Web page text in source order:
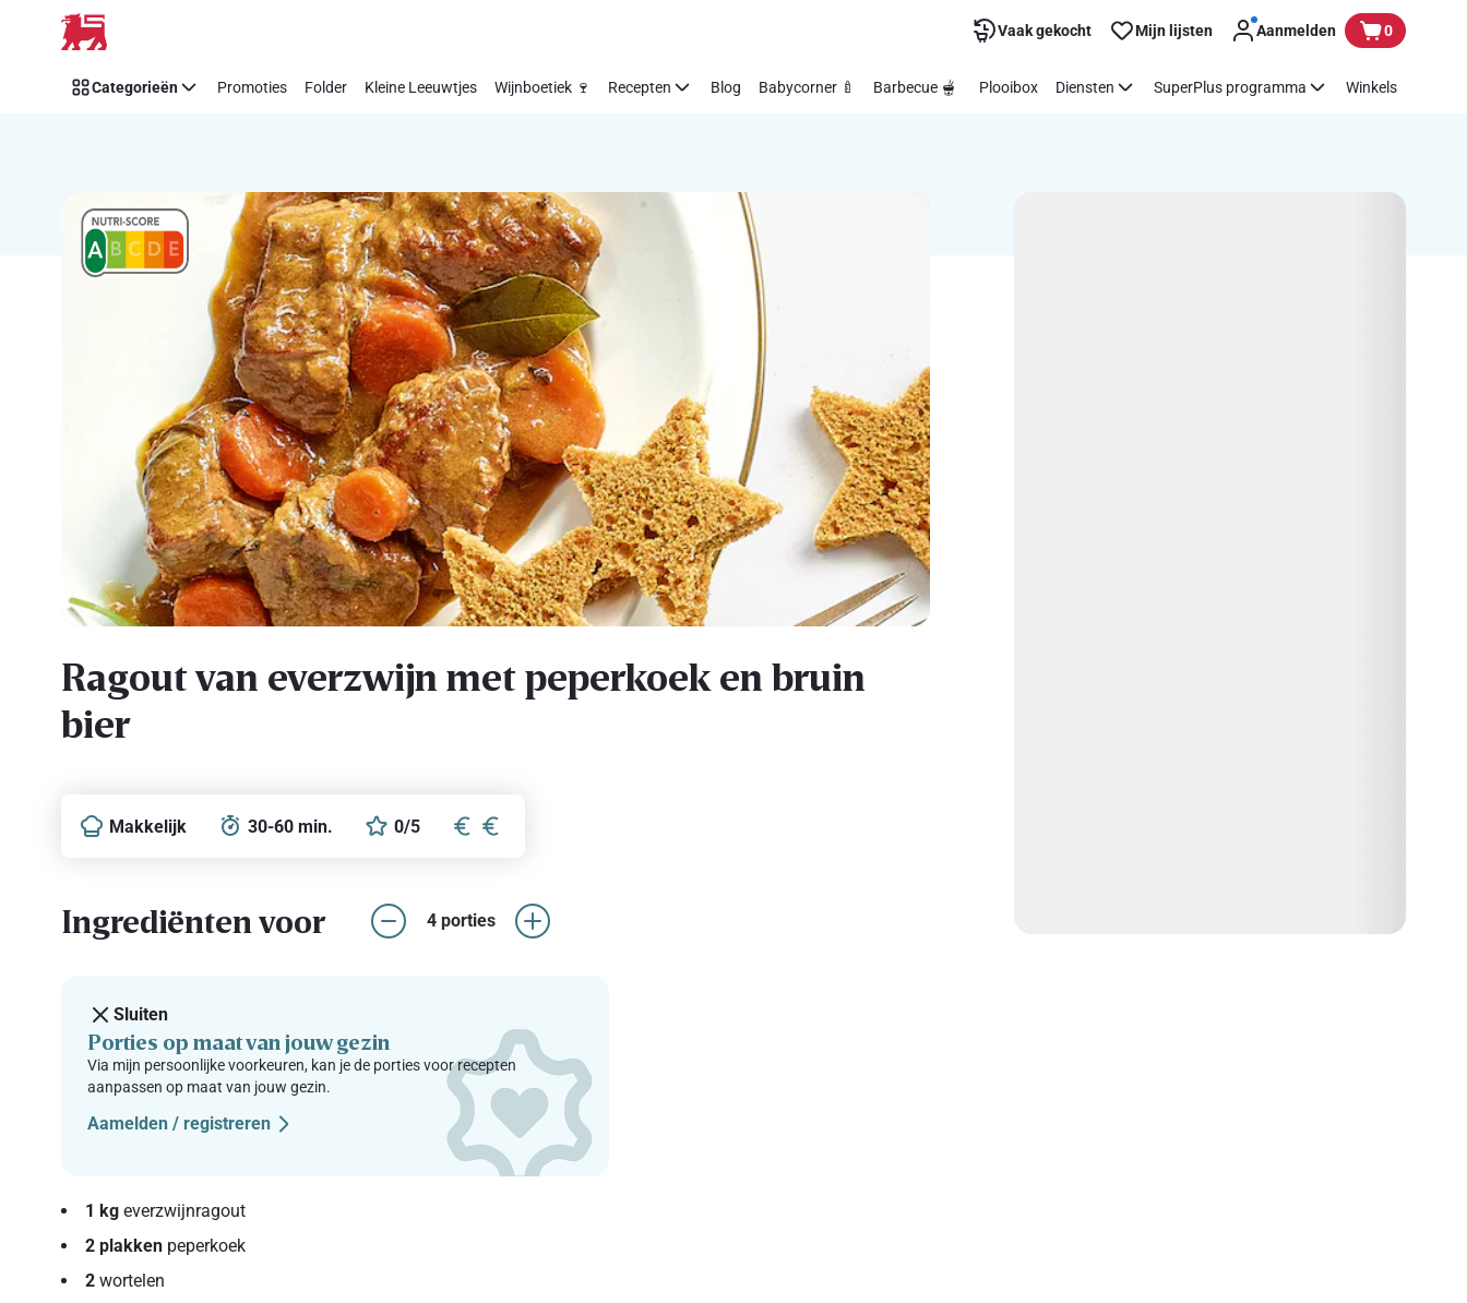
Overslaan Vaak gekocht Mijn lijsten Aanmelden 0
Categorieën Promoties Folder Kleine Leeuwtjes Wijnboetiek 🍷 Recepten Blog Babycorner 🍼 Barbecue 🫕 Plooibox Diensten SuperPlus programma Winkels
Ragout van everzwijn met peperkoek en bruin
bier
Makkelijk 30-60 min. 0/5
Ingrediënten voor 4 porties
Sluiten
Porties op maat van jouw gezin
Via mijn persoonlijke voorkeuren, kan je de porties voor recepten
aanpassen op maat van jouw gezin.
Aamelden / registreren
1 kg everzwijnragout
2 plakken peperkoek
2wortelen